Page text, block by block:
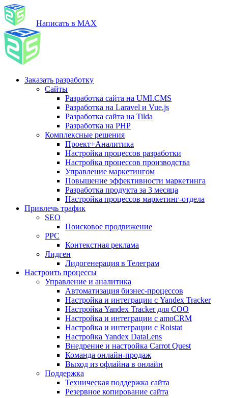
Написать в MAX
Заказать разработку
Сайты
Разработка сайта на UMI.CMS
Разработка на Laravel и Vue.js
Разработка сайта на Tilda
Разработка на PHP
Комплексные решения
Проект+Аналитика
Настройка процессов разработки
Настройка процессов производства
Управление маркетингом
Повышение эффективности маркетинга
Разработка продукта за 3 месяца
Настройка процессов маркетинг-отдела
Привлечь трафик
SEO
Поисковое продвижение
PPC
Контекстная реклама
Лидген
Лидогенерация в Телеграм
Настроить процессы
Управление и аналитика
Автоматизация бизнес-процессов
Настройка и интеграции с Yandex Tracker
Настройка Yandex Tracker для СОО
Настройка и интеграции с amoCRM
Настройка и интеграции с Roistat
Настройка Yandex DataLens
Внедрение и настройка Carrot Quest
Команда онлайн-продаж
Выход из офлайна в онлайн
Поддержка
Техническая поддержка сайта
Резервное копирование сайта